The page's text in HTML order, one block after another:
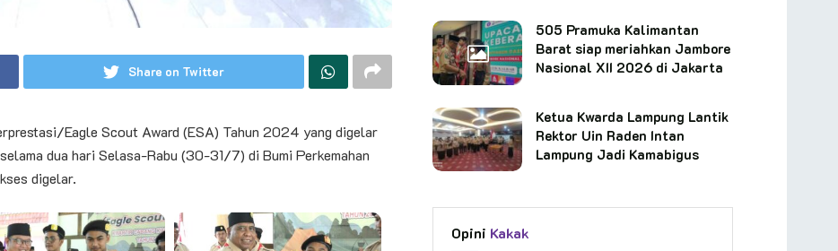
Share on Twitter
Eagle Scout Award (ESA) Tahun 2024 yang digelar
dua hari Selasa-Rabu (30-31/7) di Bumi Perkemahan
digelar.
505 Pramuka Kalimantan
Barat siap meriahkan Jambore
Nasional XII 2026 di Jakarta
Ketua Kwarda Lampung Lantik
Rektor Uin Raden Intan
Lampung Jadi Kamabigus
Opini Kakak